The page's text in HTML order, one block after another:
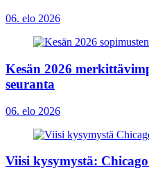
06. elo 2026
Kesän 2026
seuranta
06. elo 2026
Viisi kysymystä: